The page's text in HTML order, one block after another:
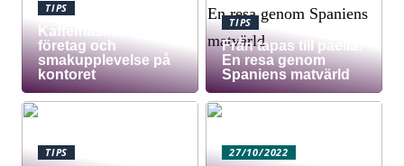
TIPS
Kaffemaskin för
företag och
smakupplevelse på
kontoret
TIPS
Från tapas till paella:
En resa genom
Spaniens matvärld
TIPS 27/10/2022